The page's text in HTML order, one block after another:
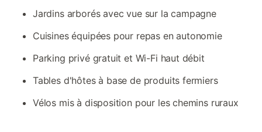
Jardins arborés avec vue sur la campagne
Cuisines équipées pour repas en autonomie
Parking privé gratuit et Wi-Fi haut débit
Tables d'hôtes à base de produits fermiers
Vélos mis à disposition pour les chemins ruraux